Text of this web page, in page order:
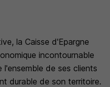
la Caisse d'Epargne
incontournable
l'ensemble de ses clients
durable de son territoire.